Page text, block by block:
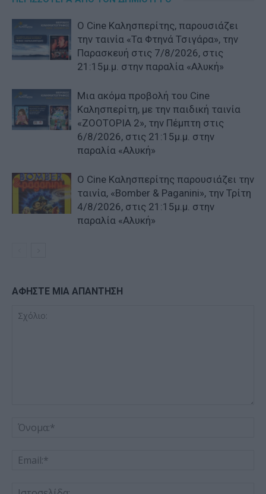
Ο Cine Καλησπερίτης, παρουσιάζει
την ταινία «Τα Φτηνά Τσιγάρα», την
Παρασκευή στις 7/8/2026, στις
21:15μ.μ. στην παραλία «Αλυκή»
Μια ακόμα προβολή του Cine
Καλησπερίτη, με την παιδική ταινία
«ZOOTOPIA 2», την Πέμπτη στις
6/8/2026, στις 21:15μ.μ. στην
παραλία «Αλυκή»
Ο Cine Καλησπερίτης παρουσιάζει την
ταινία, «Bomber & Paganini», την Τρίτη
4/8/2026, στις 21:15μ.μ. στην
παραλία «Αλυκή»
ΑΦΗΣΤΕ ΜΙΑ ΑΠΑΝΤΗΣΗ